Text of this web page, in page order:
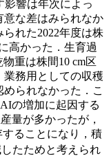
影響は年次によっ
意な差はみられなか
れた2022年度は株
高かった．生育過
重は株間10 cm区
業務用としての収穫
られなかった．こ
の増加に起因する
量が多かったが，
ることになり，積
たためと考えられ